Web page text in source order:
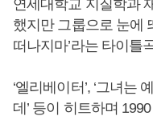
연세대학교 지질학과
했지만 그룹으로 눈에
떠나지마’라는 타이틀
‘엘리베이터’, ‘그녀는
데’ 등이 히트하며